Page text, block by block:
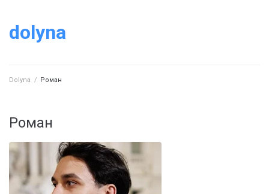
dolyna
Dolyna / Роман
Роман